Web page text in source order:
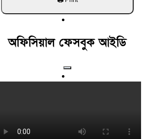
অফিসিয়াল ফেসবুক আইডি